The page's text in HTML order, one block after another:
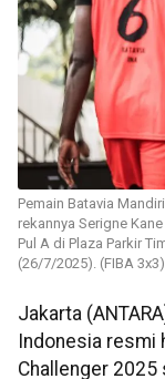
Pemain Batavia
rekannya Serigne
Pul A di Plaza Parkir
(26/7/2025). (FIBA 3x3)
Jakarta
Indonesia resmi
Challenger 2025